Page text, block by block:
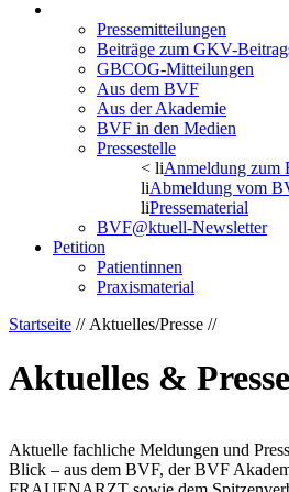
Pressemitteilungen
Beiträge zum GKV-
GBCOG-Mitteilungen
Aus dem BVF
Aus der Akademie
BVF in den Medien
Pressestelle
< liAnmeldung zum
liAbmeldung vom
liPressematerial
BVF@ktuell-Newsletter
Petition
Patientinnen
Praxismaterial
Startseite // Aktuelles/Presse //
Aktuelles &
Aktuelle fachliche Meldungen und
Blick – aus dem BVF, der BVF